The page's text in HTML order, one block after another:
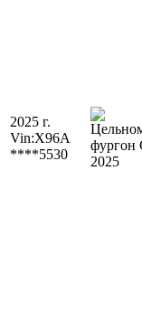
2025 г.
Vin:X96A
****5530